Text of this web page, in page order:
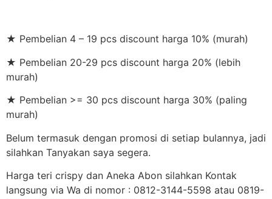
★ Pembelian 4 – 19 pcs discount harga 10% (murah)
★ Pembelian 20-29 pcs discount harga 20% (lebih
murah)
★ Pembelian >= 30 pcs discount harga 30% (paling
murah)
Belum termasuk dengan promosi di setiap bulannya, jadi
silahkan Tanyakan saya segera.
Harga teri crispy dan Aneka Abon silahkan Kontak
langsung via Wa di nomor : 0812-3144-5598 atau 0819-